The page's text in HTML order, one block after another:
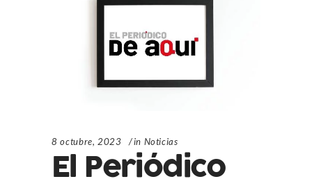
8 octubre, 2023 in Noticias
El Periódico